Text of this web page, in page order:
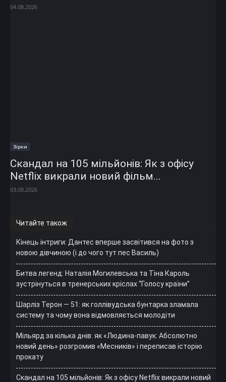
04.08.2026
Зірки
Скандал на 105 мільйонів: Як з офісу
Netflix викрали новий фільм...
03.08.2026
Читайте також
Кінець інтриги: Дантес вперше засвітився на фото з
новою дівчиною (і до чого тут пес Василь)
Битва легенд: Наталія Могилевська та Тіна Кароль
зустрінуться в тренерських кріслах “Голосу країни”
Шарліз Терон — 51: як голлівудська бунтарка зламала
систему та чому вона відмовляється молодіти
Мільярд за кілька днів: як «Людина-павук: Абсолютно
новий день» розгромив «Месників» і переписав історію
прокату
Скандал на 105 мільйонів: Як з офісу Netflix викрали новий